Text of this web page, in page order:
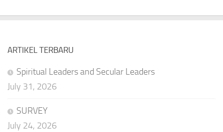
ARTIKEL TERBARU
Spiritual Leaders and Secular Leaders
July 31, 2026
SURVEY
July 24, 2026